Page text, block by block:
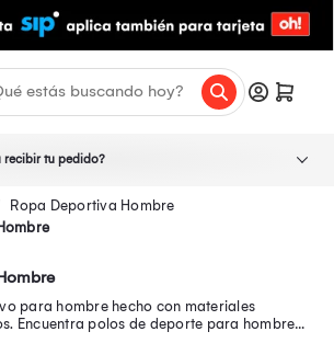
recibir tu pedido?
Ropa Deportiva Hombre
para hombre hecho con materiales
Encuentra polos de deporte para hombre